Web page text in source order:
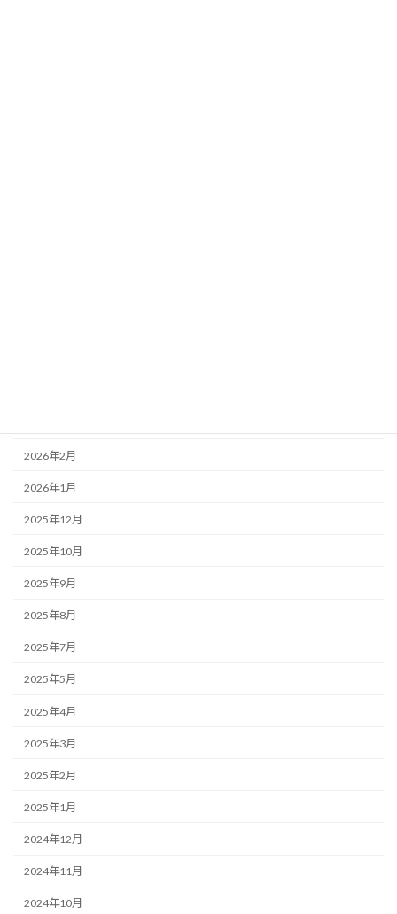
2026年2月
2026年1月
2025年12月
2025年10月
2025年9月
2025年8月
2025年7月
2025年5月
2025年4月
2025年3月
2025年2月
2025年1月
2024年12月
2024年11月
2024年10月